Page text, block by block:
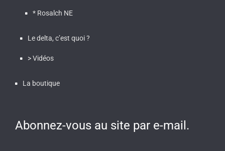
* Rosalch NE
Le delta, c’est quoi ?
> Vidéos
La boutique
Abonnez-vous au site par e-mail.